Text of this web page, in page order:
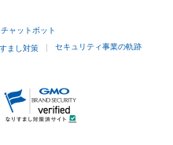
ャットボット
まし対策 セキュリティ事業の軌跡